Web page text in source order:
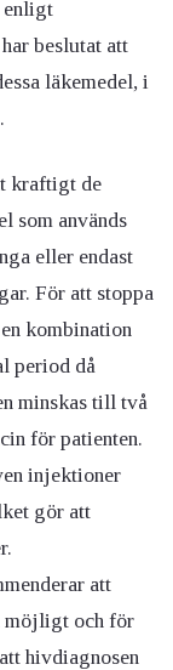
enligt
beslutat att
läkemedel, i
kraftigt de
som används
eller endast
För att stoppa
kombination
period då
minskas till två
för patienten.
injektioner
gör att
att
möjligt och för
hivdiagnosen